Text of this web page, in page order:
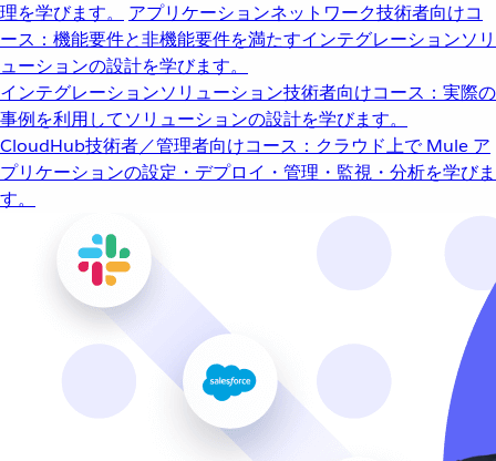
理を学びます。
アプリケーションネットワーク技術者向けコ
ース：機能要件と非機能要件を満たすインテグレーションソリ
ューションの設計を学びます。
インテグレーションソリューション技術者向けコース：実際の
事例を利用してソリューションの設計を学びます。
CloudHub技術者／管理者向けコース：クラウド上で Mule ア
プリケーションの設定・デプロイ・管理・監視・分析を学びま
す。